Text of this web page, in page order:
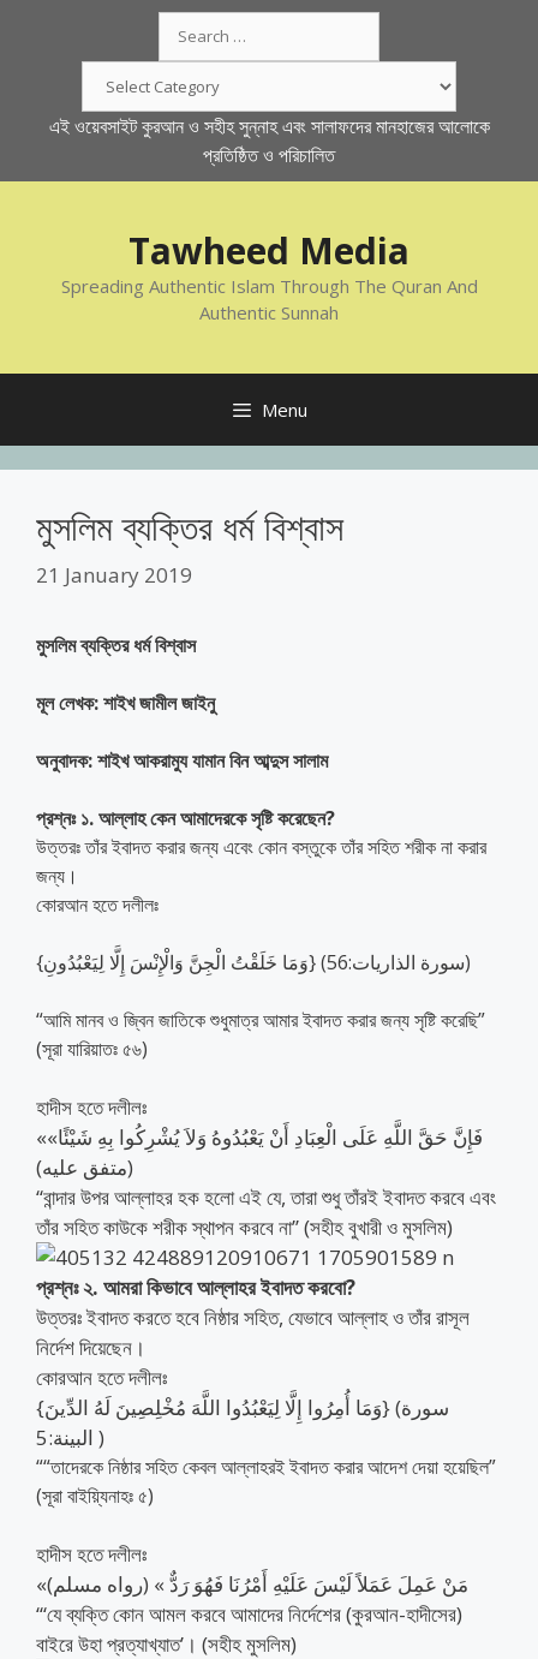
for:
এই ওয়েবসাইট কুরআন ও সহীহ সুন্নাহ এবং সালাফদের মানহাজের আলোকে
প্রতিষ্ঠিত ও পরিচালিত
Tawheed Media
Spreading Authentic Islam Through The Quran And
Authentic Sunnah
Menu
মুসলিম ব্যক্তির ধর্ম বিশ্বাস
21 January 2019
মুসলিম ব্যক্তির ধর্ম বিশ্বাস
মূল লেখক: শাইখ জামীল জাইনু
অনুবাদক: শাইখ আকরামুয যামান বিন আব্দুস সালাম
প্রশ্নঃ ১. আল্লাহ কেন আমাদেরকে সৃষ্টি করেছেন?
উত্তরঃ তাঁর ইবাদত করার জন্য এবেং কোন বস্তুকে তাঁর সহিত শরীক না করার
জন্য।
কোরআন হতে দলীলঃ
{وَمَا خَلَقْتُ الْجِنَّ وَالْإِنْسَ إِلَّا لِيَعْبُدُونِ} (سورة الذاريات:56)
“আমি মানব ও জ্বিন জাতিকে শুধুমাত্র আমার ইবাদত করার জন্য সৃষ্টি করেছি”
(সূরা যারিয়াতঃ ৫৬)
হাদীস হতে দলীলঃ
«فَإِنَّ حَقَّ اللَّهِ عَلَى الْعِبَادِ أَنْ يَعْبُدُوهُ وَلاَ يُشْرِكُوا بِهِ شَيْئًا»
(متفق عليه)
‘‘বান্দার উপর আল্লাহর হক হলো এই যে, তারা শুধু তাঁরই ইবাদত করবে এবং
তাঁর সহিত কাউকে শরীক স্থাপন করবে না’’ (সহীহ বুখারী ও মুসলিম)
প্রশ্নঃ ২. আমরা কিভাবে আল্লাহর ইবাদত করবো?
উত্তরঃ ইবাদত করতে হবে নিষ্ঠার সহিত, যেভাবে আল্লাহ ও তাঁর রাসূল
নির্দেশ দিয়েছেন।
কোরআন হতে দলীলঃ
{وَمَا أُمِرُوا إِلَّا لِيَعْبُدُوا اللَّهَ مُخْلِصِينَ لَهُ الدِّينَ} (سورة
البينة:5 )
““তাদেরকে নিষ্ঠার সহিত কেবল আল্লাহরই ইবাদত করার আদেশ দেয়া হয়েছিল”
(সূরা বাইয়্যিনাহঃ ৫)
হাদীস হতে দলীলঃ
«مَنْ عَمِلَ عَمَلاً لَيْسَ عَلَيْهِ أَمْرُنَا فَهُوَ رَدٌّ » (رواه مسلم)
‘‘‘যে ব্যক্তি কোন আমল করবে আমাদের নির্দেশের (কুরআন-হাদীসের)
বাইরে উহা প্রত্যাখ্যাত’। (সহীহ মুসলিম)